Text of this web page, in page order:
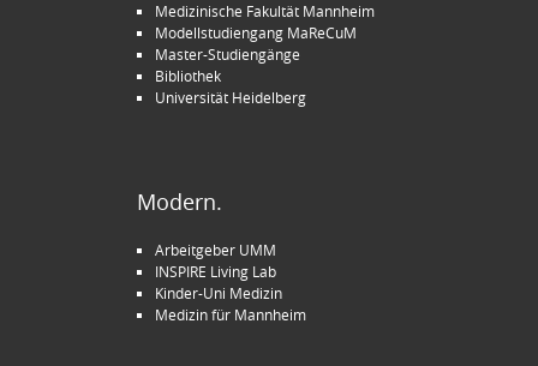
Medizinische Fakultät Mannheim
Modellstudiengang MaReCuM
Master-Studiengänge
Bibliothek
Universität Heidelberg
Modern.
Arbeitgeber UMM
INSPIRE Living Lab
Kinder-Uni Medizin
Medizin für Mannheim